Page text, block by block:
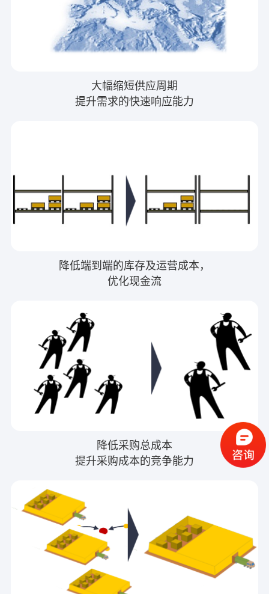
大幅缩短供应周期
提升需求的快速响应能力
降低端到端的库存及运营成本，
优化现金流
降低采购总成本
提升采购成本的竞争能力